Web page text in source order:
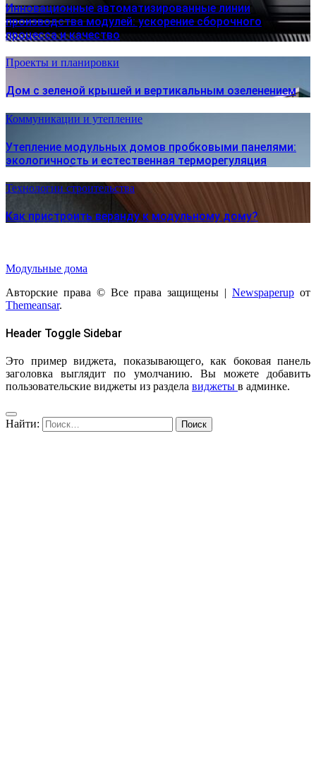
Инновационные автоматизированные линии
производства модулей: ускорение сборочного
процесса и качество
Проекты и планировки
Дом с зеленой крышей и вертикальным озеленением
Коммуникации и утепление
Утепление модульных домов пробковыми панелями:
экологичность и естественная терморегуляция
Технологии строительства
Как пристроить веранду к модульному дому?
Модульные дома
Авторские права © Все права защищены | Newspaperup от
Themeansar.
Header Toggle Sidebar
Это пример виджета, показывающего, как боковая панель
заголовка выглядит по умолчанию. Вы можете добавить
пользовательские виджеты из раздела виджеты в админке.
Найти: